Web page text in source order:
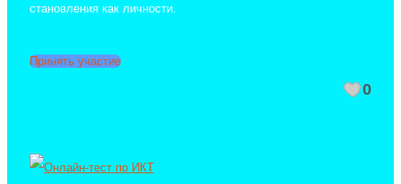
становления как личности.
Принять участие
0